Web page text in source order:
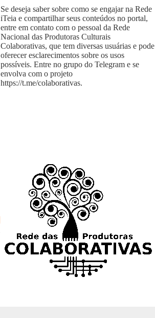
Se deseja saber sobre como se engajar na Rede
iTeia e compartilhar seus conteúdos no portal,
entre em contato com o pessoal da Rede
Nacional das Produtoras Culturais
Colaborativas, que tem diversas usuárias e pode
oferecer esclarecimentos sobre os usos
possíveis. Entre no grupo do Telegram e se
envolva com o projeto
https://t.me/colaborativas.